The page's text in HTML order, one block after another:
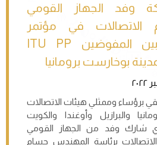
وفد الجهاز القومي
الاتصالات في مؤتمر
المندوبين المفوضين ITU PP
برؤساء وممثلي هيئات الاتصالات
والبرازيل وأوغندا والكويت
شارك وفد من الجهاز القومي
برئاسة المهندس حسام